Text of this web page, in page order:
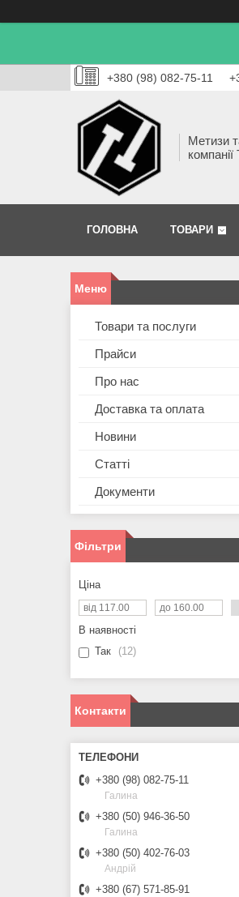
+380 (98) 082-75-11
Метизи
ГОЛОВНА ТОВАРИ
Товари та послуги
Прайси
Про нас
Доставка та оплата
Новини
Статті
Документи
Фільтри
Ціна
В наявності
Так
12
Контакти
+380 (98) 082-75-11
Галина
+380 (50) 946-36-50
Галина
+380 (50) 402-76-03
Андрій
+380 (67) 571-85-91